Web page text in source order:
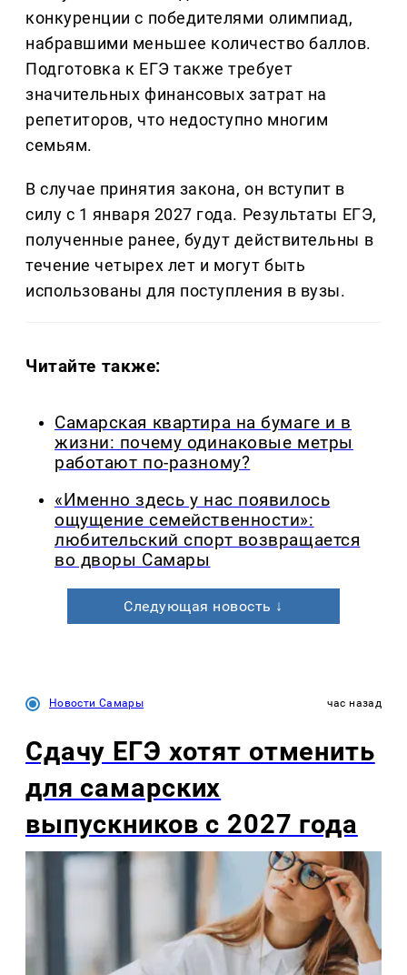
конкуренции с победителями олимпиад,
набравшими меньшее количество баллов.
Подготовка к ЕГЭ также требует
значительных финансовых затрат на
репетиторов, что недоступно многим
семьям.
В случае принятия закона, он вступит в
силу с 1 января 2027 года. Результаты ЕГЭ,
полученные ранее, будут действительны в
течение четырех лет и могут быть
использованы для поступления в вузы.
Читайте также:
Самарская квартира на бумаге и в
жизни: почему одинаковые метры
работают по-разному?
«Именно здесь у нас появилось
ощущение семейственности»:
любительский спорт возвращается
во дворы Самары
Следующая новость ↓
Новости Самары час назад
Сдачу ЕГЭ хотят отменить
для самарских
выпускников с 2027 года